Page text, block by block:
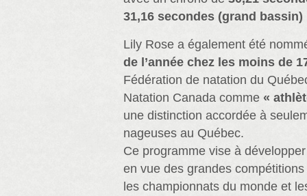
31,16 secondes (grand bassin)
Lily Rose a également été
de l’année chez les moins de
Fédération de natation du
Natation Canada comme «
une distinction accordée à
nageuses au Québec.
Ce programme vise à
en vue des grandes
les championnats du monde et